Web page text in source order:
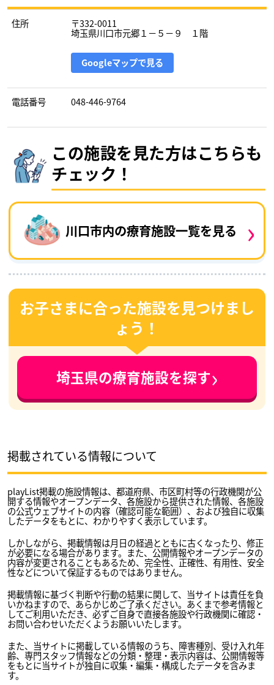
住所 〒332-0011
埼玉県川口市元郷１－５－９ １階
Googleマップで見る
電話番号 048-446-9764
この施設を見た方はこちらも
チェック！
川口市内の療育施設一覧を見る ›
お子さまに合った施設を見つけまし
ょう！
埼玉県の療育施設を探す›
掲載されている情報について
playList掲載の施設情報は、都道府県、市区町村等の行政機関が公
開する情報やオープンデータ、各施設から提供された情報、各施設
の公式ウェブサイトの内容（確認可能な範囲）、および独自に収集
したデータをもとに、わかりやすく表示しています。
しかしながら、掲載情報は月日の経過とともに古くなったり、修正
が必要になる場合があります。また、公開情報やオープンデータの
内容が変更されることもあるため、完全性、正確性、有用性、安全
性などについて保証するものではありません。
掲載情報に基づく判断や行動の結果に関して、当サイトは責任を負
いかねますので、あらかじめご了承ください。あくまで参考情報と
してご利用いただき、必ずご自身で直接各施設や行政機関に確認・
お問い合わせいただくようお願いいたします。
また、当サイトに掲載している情報のうち、障害種別、受け入れ年
齢、専門スタッフ情報などの分類・整理・表示内容は、公開情報等
をもとに当サイトが独自に収集・編集・構成したデータを含みま
す。